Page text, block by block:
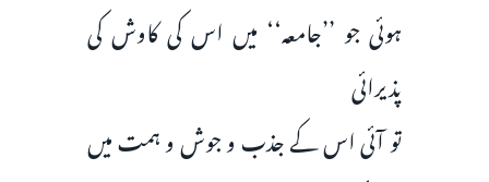
ہوئی جو ’’جامعہ‘‘ میں اس کی کاوش کی
پذیرائی
تو آئی اس کے جذب و جوش و ہمت میں